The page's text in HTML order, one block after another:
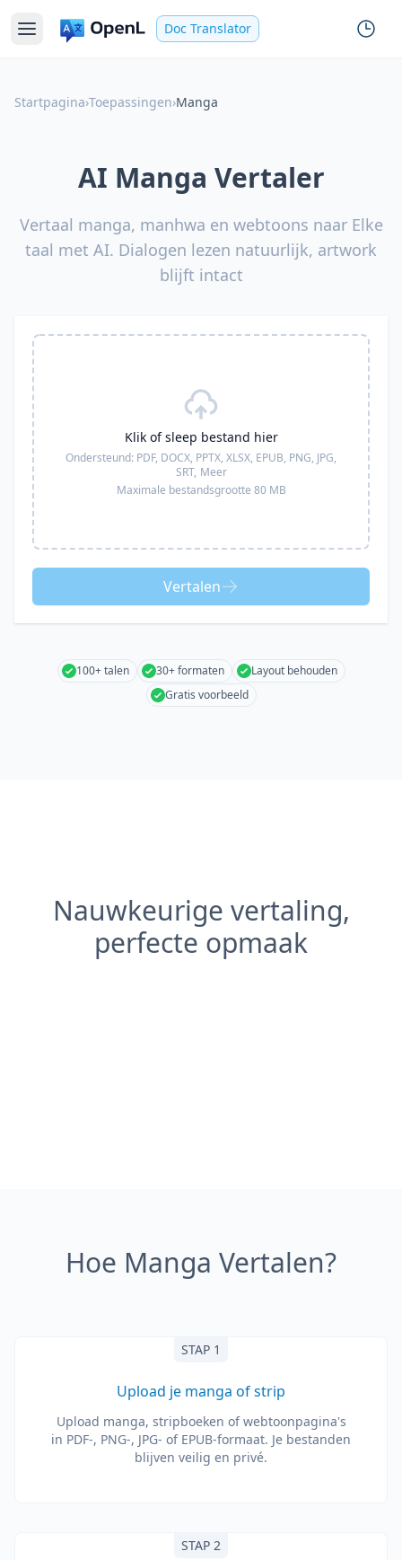
Doc Translator
Startpagina›Toepassingen›Manga
AI Manga Vertaler
Vertaal manga, manhwa en webtoons naar Elke
taal met AI. Dialogen lezen natuurlijk, artwork
blijft intact
Klik of sleep bestand hier
Ondersteund: PDF, DOCX, PPTX, XLSX, EPUB, PNG, JPG,
SRT, Meer
Maximale bestandsgrootte 80 MB
Vertalen
100+ talen 30+ formaten
Layout behouden
Gratis voorbeeld
Nauwkeurige vertaling,
perfecte opmaak
Hoe Manga Vertalen?
STAP 1
Upload je manga of strip
Upload manga, stripboeken of webtoonpagina's
in PDF-, PNG-, JPG- of EPUB-formaat. Je bestanden
blijven veilig en privé.
STAP 2